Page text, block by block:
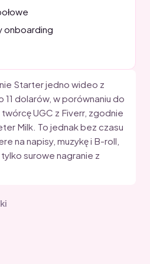
onboarding
Starter jedno wideo z
11 dolarów, w porównaniu do
UGC z Fiverr, zgodnie
Milk. To jednak bez czasu
na napisy, muzykę i B-roll,
surowe nagranie z